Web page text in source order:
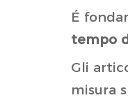
É
tempo
Gli
misura